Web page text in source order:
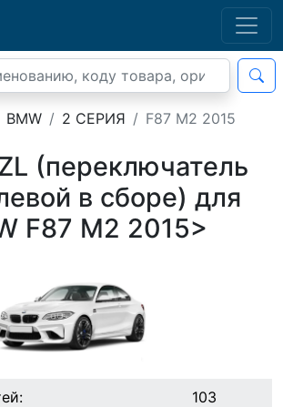
BMW 2 СЕРИЯ F87 M2 2015
(переключатель
в сборе) для
F87 M2 2015>
103